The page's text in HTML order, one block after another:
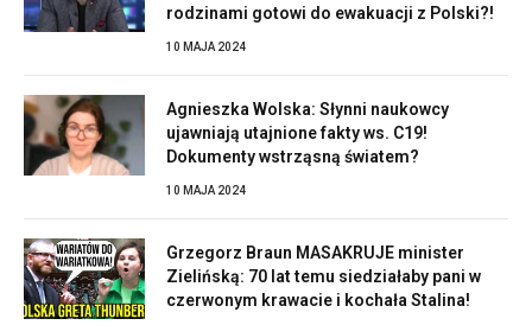
rodzinami gotowi do ewakuacji z Polski?!
10 MAJA 2024
Agnieszka Wolska: Słynni naukowcy
ujawniają utajnione fakty ws. C19!
Dokumenty wstrząsną światem?
10 MAJA 2024
Grzegorz Braun MASAKRUJE minister
Zielińską: 70 lat temu siedziałaby pani w
czerwonym krawacie i kochała Stalina!